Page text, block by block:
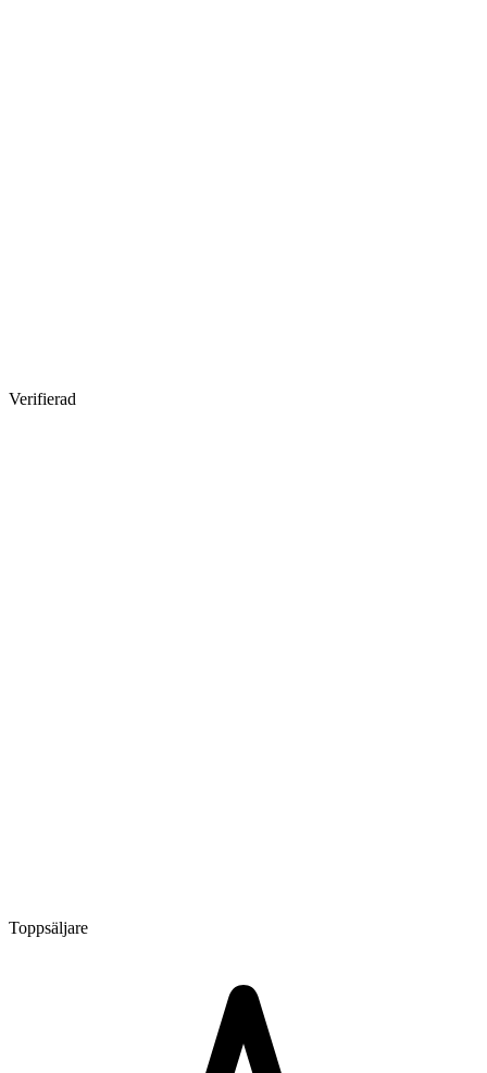
Verifierad
Toppsäljare